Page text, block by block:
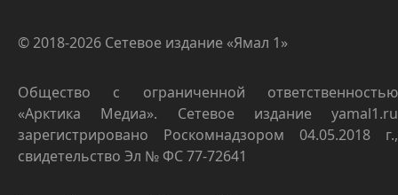
© 2018-2026 Сетевое издание «Ямал 1»
Общество с ограниченной ответственностью
«Арктика Медиа». Сетевое издание yamal1.ru
зарегистрировано Роскомнадзором 04.05.2018 г.,
свидетельство Эл № ФС 77-72641